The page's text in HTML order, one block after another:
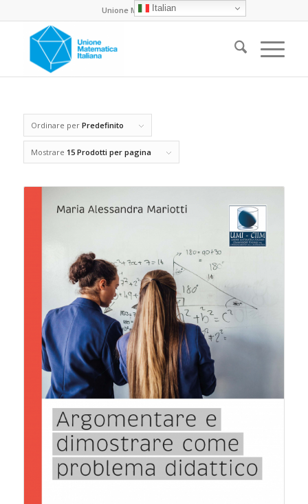
Unione Matematica Italiana
Ordinare per Predefinito
Mostrare 15 Prodotti per pagina
Italian